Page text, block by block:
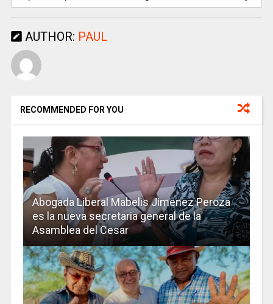
AUTHOR: PAUL
RECOMMENDED FOR YOU
Abogada Liberal Mabelis Jimenez Peroza
es la nueva secretaria general de la
Asamblea del Cesar